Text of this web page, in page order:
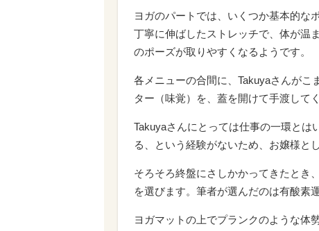
ヨガのパートでは、いくつか基本的な
丁寧に伸ばしたストレッチで、体が温
のポーズが取りやすくなるようです。
各メニューの合間に、Takuyaさんがこ
ター（味覚）を、蓋を開けて手渡して
Takuyaさんにとっては仕事の一環と
る、という経験がないため、お嬢様と
そろそろ終盤にさしかかってきたとき
を選びます。筆者が選んだのは有酸素運
ヨガマットの上でプランクのような体